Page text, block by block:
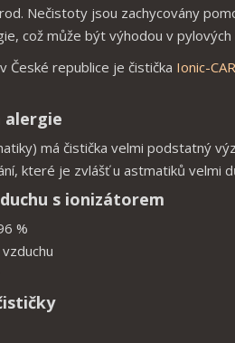
Nečistoty jsou zachycovány
což může být výhodou v pylových
České republice je čistička Ionic-
alergie
má čistička velmi podstatný
které je zvlášť u astmatiků velmi
s ionizátorem
%